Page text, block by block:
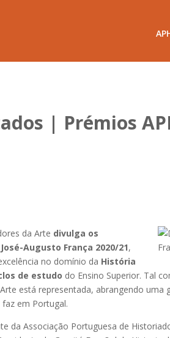
| Prémios
da Arte divulga os
Augusto França 2020/21,
no domínio da História
de estudo do Ensino Superior. Tal
está representada, abrangendo
em Portugal.
da Associação Portuguesa de